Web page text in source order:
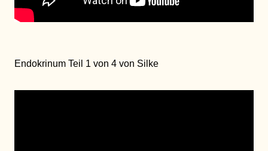
Endokrinum Teil 1 von 4 von Silke